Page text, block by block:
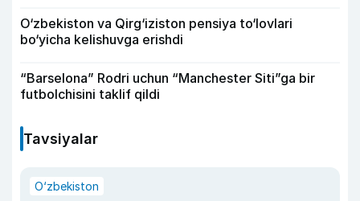
O‘zbekiston va Qirg‘iziston pensiya to‘lovlari
bo‘yicha kelishuvga erishdi
“Barselona” Rodri uchun “Manchester Siti”ga bir
futbolchisini taklif qildi
Tavsiyalar
O‘zbekiston